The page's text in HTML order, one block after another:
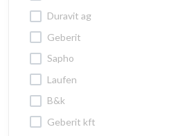
duravit ag
geberit
sapho
laufen
b&k
geberit kft